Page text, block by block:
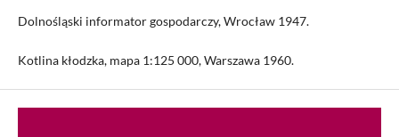
Dolnośląski informator gospodarczy, Wrocław 1947.
Kotlina kłodzka, mapa 1:125 000, Warszawa 1960.